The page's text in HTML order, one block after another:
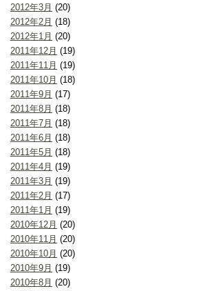
2012年3月 (20)
2012年2月 (18)
2012年1月 (20)
2011年12月 (19)
2011年11月 (19)
2011年10月 (18)
2011年9月 (17)
2011年8月 (18)
2011年7月 (18)
2011年6月 (18)
2011年5月 (18)
2011年4月 (19)
2011年3月 (19)
2011年2月 (17)
2011年1月 (19)
2010年12月 (20)
2010年11月 (20)
2010年10月 (20)
2010年9月 (19)
2010年8月 (20)